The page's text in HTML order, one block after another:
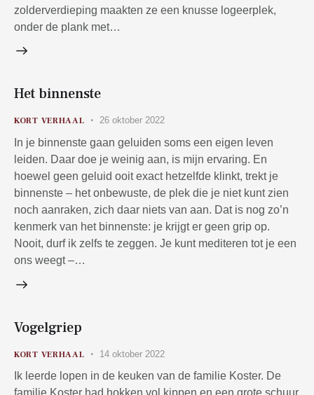
zolderverdieping maakten ze een knusse logeerplek,
onder de plank met…
Het binnenste
KORT VERHAAL 26 oktober 2022
In je binnenste gaan geluiden soms een eigen leven
leiden. Daar doe je weinig aan, is mijn ervaring. En
hoewel geen geluid ooit exact hetzelfde klinkt, trekt je
binnenste – het onbewuste, de plek die je niet kunt zien
noch aanraken, zich daar niets van aan. Dat is nog zo’n
kenmerk van het binnenste: je krijgt er geen grip op.
Nooit, durf ik zelfs te zeggen. Je kunt mediteren tot je een
ons weegt –…
Vogelgriep
KORT VERHAAL 14 oktober 2022
Ik leerde lopen in de keuken van de familie Koster. De